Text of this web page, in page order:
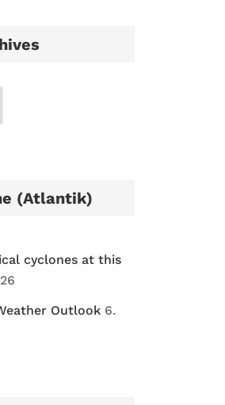
(Atlantik)
cyclones at this
Outlook 6.